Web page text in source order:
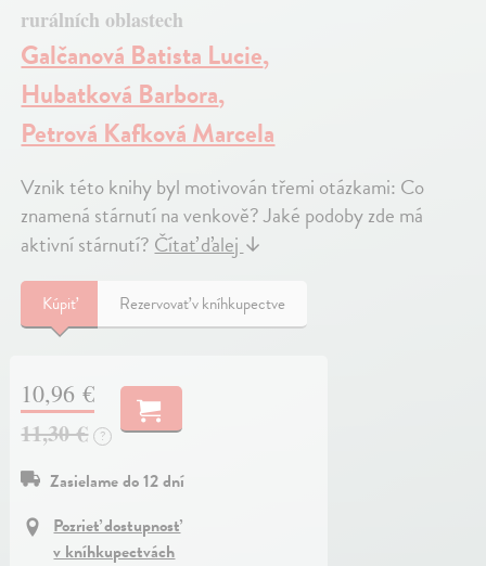
rurálních oblastech
Galčanová Batista Lucie,
Hubatková Barbora,
Petrová Kafková Marcela
Vznik této knihy byl motivován třemi otázkami: Co
znamená stárnutí na venkově? Jaké podoby zde má
aktivní stárnutí? Čítať ďalej ↓
Kúpiť Rezervovať v kníhkupectve
10,96 €
11,30 €
?
Zasielame do 12 dní
Pozrieť dostupnosť
v kníhkupectvách